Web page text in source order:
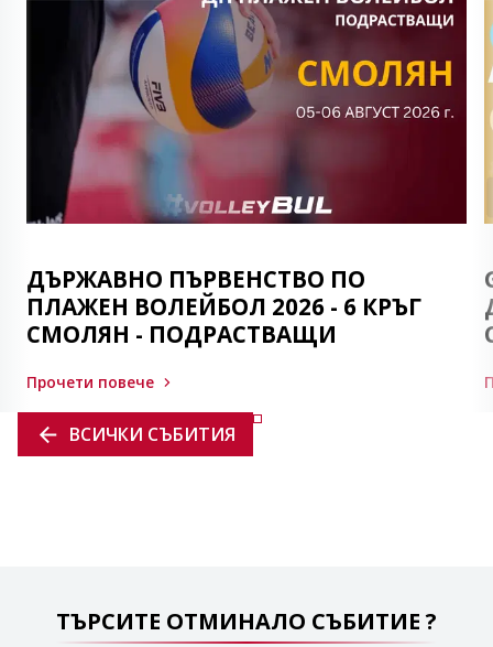
ДЪРЖАВНО ПЪРВЕНСТВО ПО
ПЛАЖЕН ВОЛЕЙБОЛ 2026 - 6 КРЪГ
СМОЛЯН - ПОДРАСТВАЩИ
Прочети повече
ВСИЧКИ СЪБИТИЯ
ТЪРСИТЕ ОТМИНАЛО СЪБИТИЕ ?